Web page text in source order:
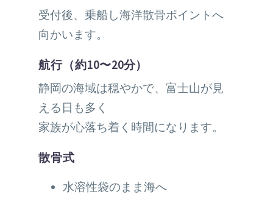
受付後、乗船し海洋散骨ポイントへ
向かいます。
航行（約10〜20分）
静岡の海域は穏やかで、富士山が見
える日も多く
家族が心落ち着く時間になります。
散骨式
水溶性袋のまま海へ